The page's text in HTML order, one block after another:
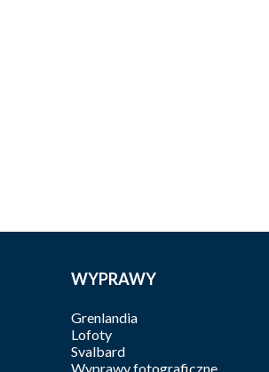
WYPRAWY
Grenlandia
Lofoty
Svalbard
Wyprawy fotograficzne